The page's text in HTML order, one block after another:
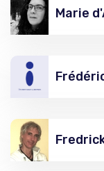
Marie